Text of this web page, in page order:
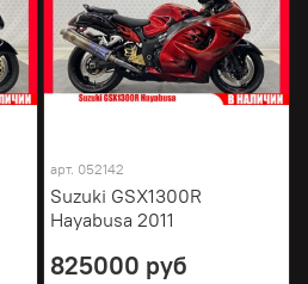
арт. 052142
Suzuki GSX1300R
Hayabusa 2011
825000 руб